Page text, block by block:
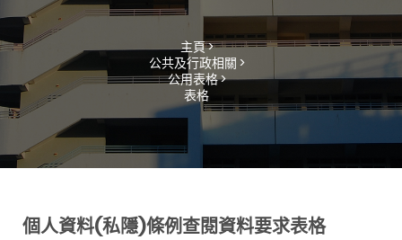
主頁 >
公共及行政相關 >
公用表格 >
表格
個人資料(私隱)條例查閱資料要求表格